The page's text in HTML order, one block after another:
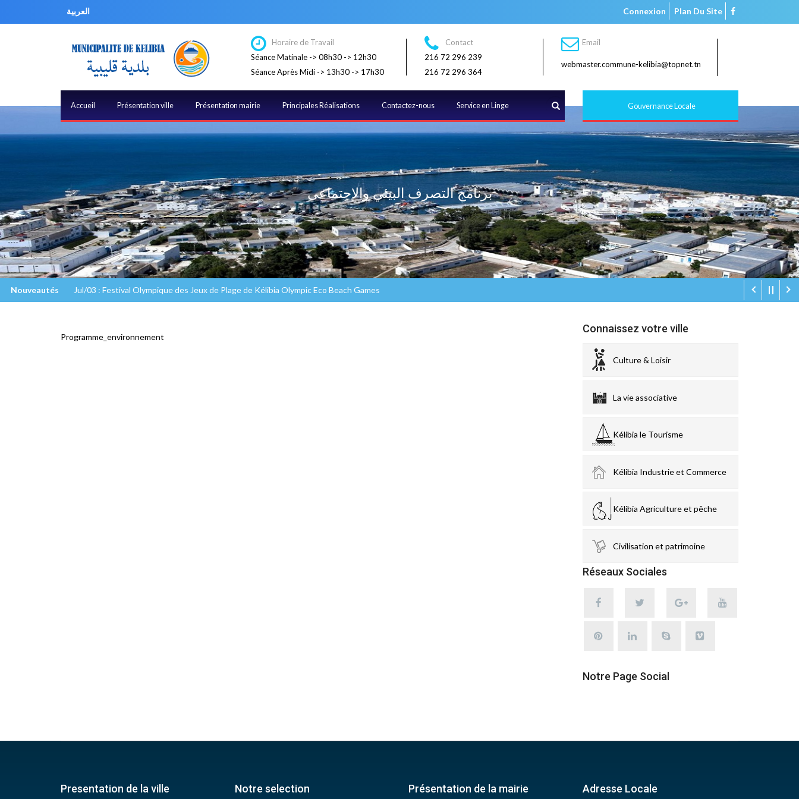
العربية Connexion Plan Du Site
Horaire de Travail
Séance Matinale -> 08h30 -> 12h30
Séance Après Midi -> 13h30 -> 17h30
Contact
216 72 296 239
216 72 296 364
Email
webmaster.commune-kelibia@topnet.tn
برنامج التصرف البيئي والإجتماعي
Nouveautés Jul/03 : Festival Olympique des Jeux de Plage de Kélibia Olympic Eco Beach Games
Accueil Présentation ville Présentation mairie Principales Réalisations Contactez-nous Service en Linge Rechercher Gouvernance Locale
Programme_environnement
Connaissez votre ville
Culture & Loisir
La vie associative
Kélibia le Tourisme
Kélibia Industrie et Commerce
Kélibia Agriculture et pêche
Civilisation et patrimoine
Réseaux Sociales
Notre Page Social
Presentation de la ville Notre selection Présentation de la mairie Adresse Locale